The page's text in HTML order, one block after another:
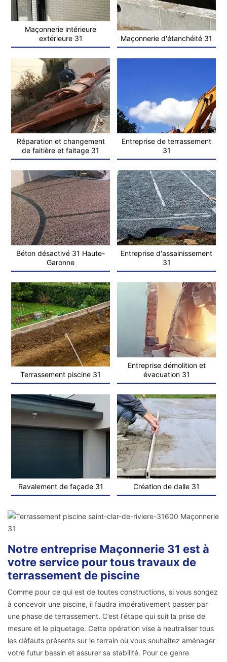
Maçonnerie intérieure
extérieure 31
Maçonnerie d'étanchéité 31
Réparation et changement
de faitière et faitage 31
Entreprise de terrassement
31
Béton désactivé 31 Haute-
Garonne
Entreprise d'assainissement
31
Terrassement piscine 31
Entreprise démolition et
évacuation 31
Ravalement de façade 31 Création de dalle 31
Notre entreprise Maçonnerie 31 est à
votre service pour tous travaux de
terrassement de piscine
Comme pour ce qui est de toutes constructions, si vous songez
à concevoir une piscine, il faudra impérativement passer par
une phase de terrassement. C’est l‘étape qui suit la prise de
mesure et le piquetage. Cette opération vise à neutraliser tous
les défauts présents sur le terrain où vous souhaitez aménager
votre futur bassin et assurer sa stabilité. Pour ce genre